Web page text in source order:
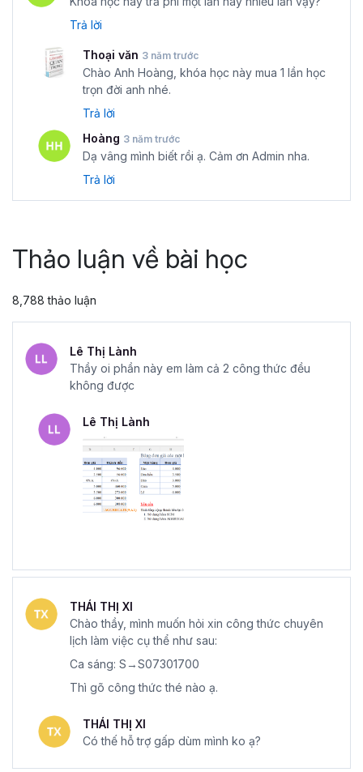
Trả lời
Thoại văn 3 năm trước
Chào Anh Hoàng, khóa học này mua 1 lần học
trọn đời anh nhé.
Trả lời
Hoàng 3 năm trước
Dạ vâng mình biết rồi ạ. Cảm ơn Admin nha.
Trả lời
Thảo luận về bài học
8,788 thảo luận
Lê Thị Lành
Thầy oi phần này em làm cả 2 công thức đều
không được
Lê Thị Lành
THÁI THỊ XI
Chào thầy, mình muốn hỏi xin công thức chuyên
lịch làm việc cụ thể như sau:
Ca sáng: S→S07301700
Thì gõ công thức thé nào ạ.
THÁI THỊ XI
Có thế hỗ trợ gấp dùm mình ko ạ?